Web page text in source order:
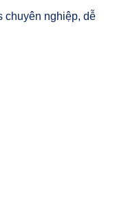
chuyên nghiệp, dễ